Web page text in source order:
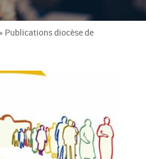
Publications diocèse de